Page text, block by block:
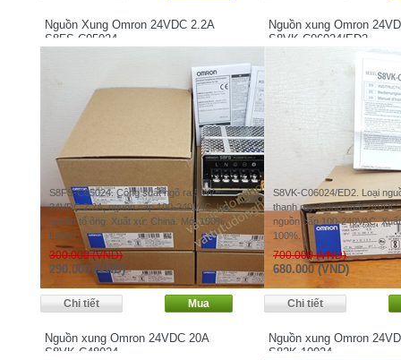
Nguồn Xung Omron 24VDC 2.2A
S8FS-C05024
S8FS-C05024. Công suất ngõ ra 50W
24VDC 2.2A, nguồn cấp 100-240VAC, loại
nguồn tổ ông. Xuất xứ: China. Mới 100%,
fullbox.
300.000 (VND)
290.000 (VND)
Nguồn xung Omron
S8VK-C06024/ED2
S8VK-C06024/ED2. Loại
thanh ray. Công suất 24VDC
nguồn cấp 100-240VAC.
100%.
700.000 (VND)
680.000 (VND)
Nguồn xung Omron 24VDC 20A
S8VK-C48024
Nguồn xung Omron
S82K-10024